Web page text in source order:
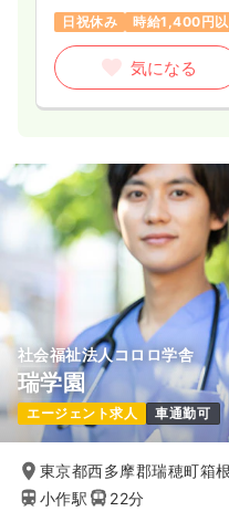
日祝休み
時給1,400円
気になる
社会福祉法人コロロ学舎
瑞学園
エージェント求人 車通勤可
東京都西多摩郡瑞穂町箱
小作駅
22分